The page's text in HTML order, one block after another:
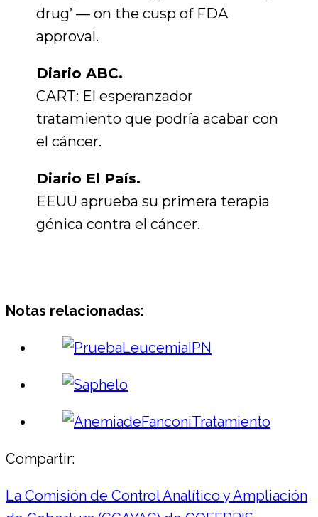
drug’ — on the cusp of FDA
approval.
Diario ABC.
CART: El esperanzador
tratamiento que podría acabar con
el cáncer.
Diario El País.
EEUU aprueba su primera terapia
génica contra el cáncer.
Notas relacionadas:
Compartir:
La Comisión de Control Analítico y Ampliación